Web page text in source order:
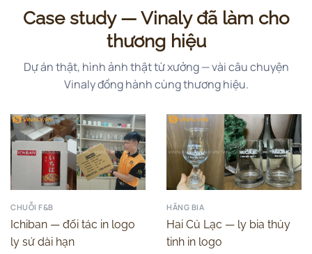
Case study — Vinaly đã làm cho
thương hiệu
Dự án thật, hình ảnh thật từ xưởng — vài câu chuyện
Vinaly đồng hành cùng thương hiệu.
CHUỖI F&B
Ichiban — đối tác in logo
ly sứ dài hạn
HÃNG BIA
Hai Củ Lạc — ly bia thủy
tinh in logo